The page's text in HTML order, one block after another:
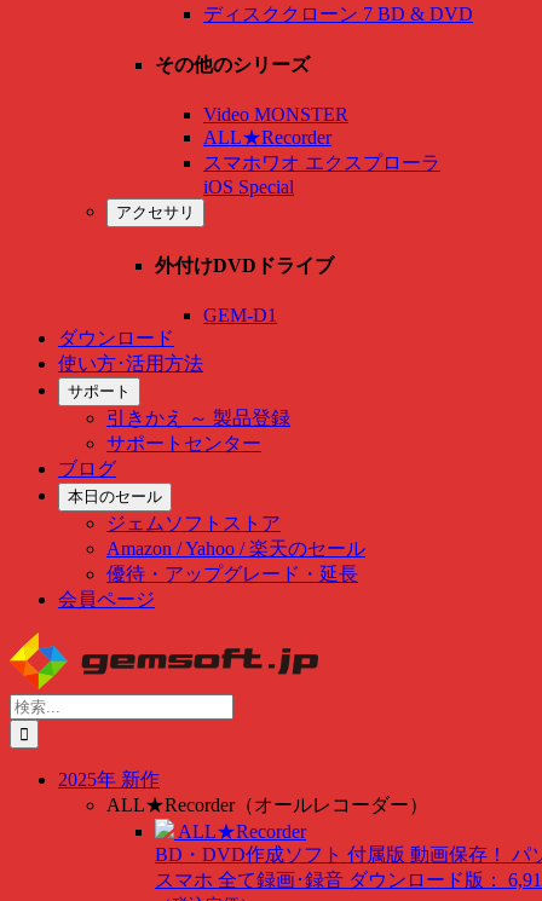
ディスククローン 7 BD & DVD
その他のシリーズ
Video MONSTER
ALL★Recorder
スマホワオ エクスプローラ
iOS Special
アクセサリ
外付けDVDドライブ
GEM-D1
ダウンロード
使い方･活用方法
サポート
引きかえ ～ 製品登録
サポートセンター
ブログ
本日のセール
ジェムソフトストア
Amazon / Yahoo / 楽天のセール
優待・アップグレード・延長
会員ページ
Skip
to
content
検
索
…
2025年 新作
ALL★Recorder（オールレコーダー）
ALL★Recorder
BD・DVD作成ソフト 付属版 動画保存！ パ
スマホ 全て録画･録音 ダウンロード版：